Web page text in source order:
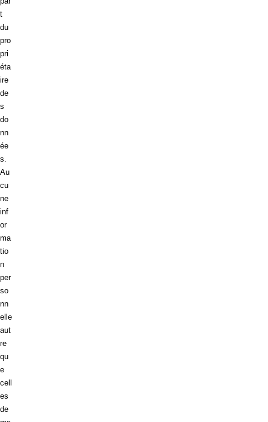
t
du
pro
pri
éta
ire
de
s
do
nn
ée
s.
Au
cu
ne
inf
or
ma
tio
n
per
so
nn
elle
aut
re
qu
e
cell
es
de